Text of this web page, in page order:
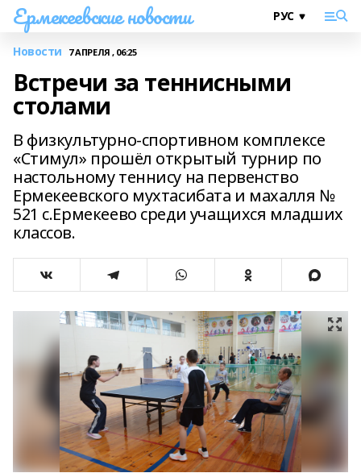
Ермекеевские новости
Новости 7 АПРЕЛЯ , 06:25
Встречи за теннисными
столами
В физкультурно-спортивном комплексе
«Стимул» прошёл открытый турнир по
настольному теннису на первенство
Ермекеевского мухтасибата и махалля №
521 с.Ермекеево среди учащихся младших
классов.